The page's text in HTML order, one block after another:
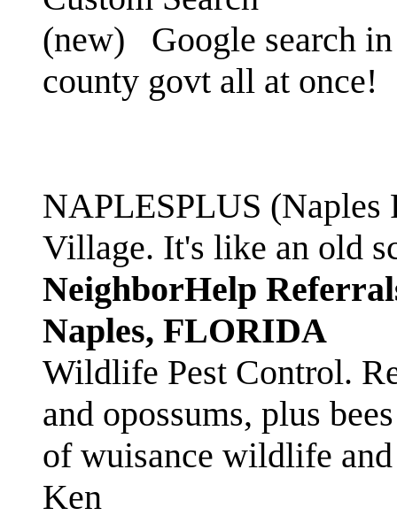
(new)
Google search
county govt all at once!
NAPLESPLUS
Village. It's like an old
NeighborHelp
Naples, FLORIDA
Wildlife Pest Control.
and opossums, plus
of wuisance wildlife
Ken